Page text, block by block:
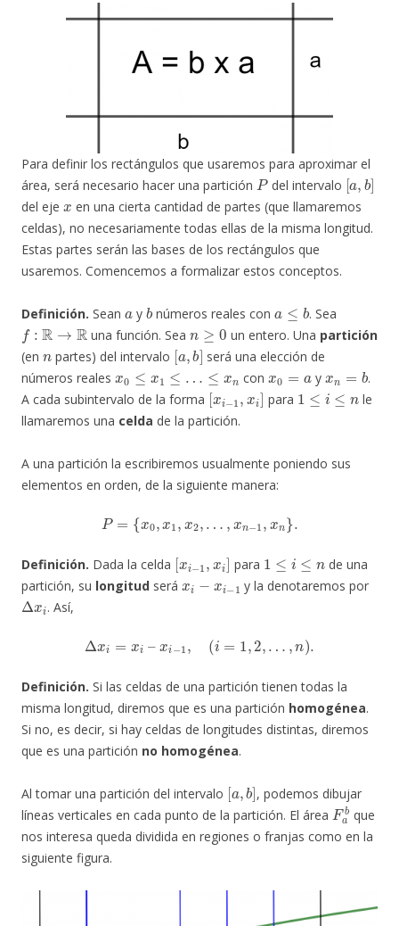
Para definir los rectángulos que usaremos para aproximar el
área, será necesario hacer una partición
P
del intervalo
[a ,b]
del eje
x
en una cierta cantidad de partes (que llamaremos
celdas), no necesariamente todas ellas de la misma longitud.
Estas partes serán las bases de los rectángulos que
usaremos. Comencemos a formalizar estos conceptos.
Definición. Sean y
b
números reales con . Sea
f:R→R
una función. Sea
n≥ 0
un entero. Una partición
(en
n
partes) del intervalo
[a ,b]
será una elección de
números reales
x0≤x1≤…≤xn
con
x0=a
y
.
A cada subintervalo de la forma
[x i−1 ,xi]
para
1≤i≤n
le
llamaremos una celda de la partición.
A una partición la escribiremos usualmente poniendo sus
elementos en orden, de la siguiente manera:
{x0 x1 x2 n− n}
Definición. Dada la celda
[ ]
para
≤n
de una
partición, su longitud será
xi−xi−1
y la denotaremos por
Δxi
. Así,
xi= – (i= 2 …
Definición. Si las celdas de una partición tienen todas la
misma longitud, diremos que es una partición homogénea.
Si no, es decir, si hay celdas de longitudes distintas, diremos
que es una partición no homogénea.
Al tomar una partición del intervalo
[ b
, podemos dibujar
líneas verticales en cada punto de la partición. El área
Fab
que
nos interesa queda dividida en regiones o franjas como en la
siguiente figura.